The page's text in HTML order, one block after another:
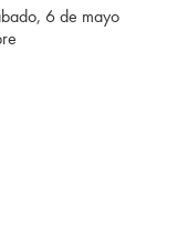
6 de mayo